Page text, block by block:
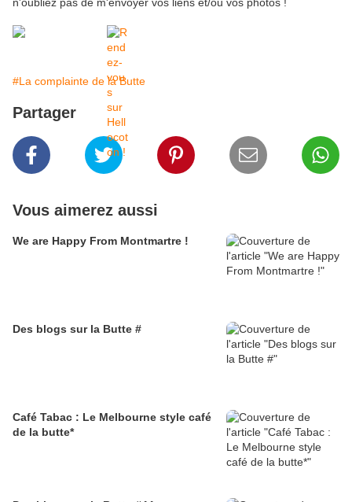
#La complainte de la Butte
Partager
Vous aimerez aussi
We are Happy From Montmartre !
Des blogs sur la Butte #
Café Tabac : Le Melbourne style café
de la butte*